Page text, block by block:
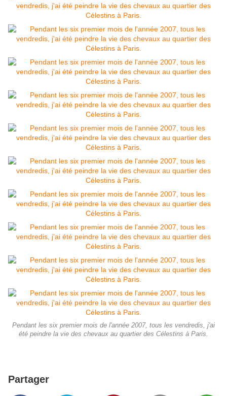
Pendant les six premier mois de l'année 2007, tous les vendredis, j'ai
été peindre la vie des chevaux au quartier des Célestins à Paris.
Partager